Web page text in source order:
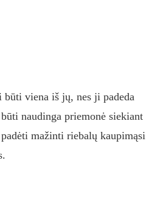
viena iš jų, nes ji padeda
naudinga priemonė siekiant
mažinti riebalų kaupimąsi